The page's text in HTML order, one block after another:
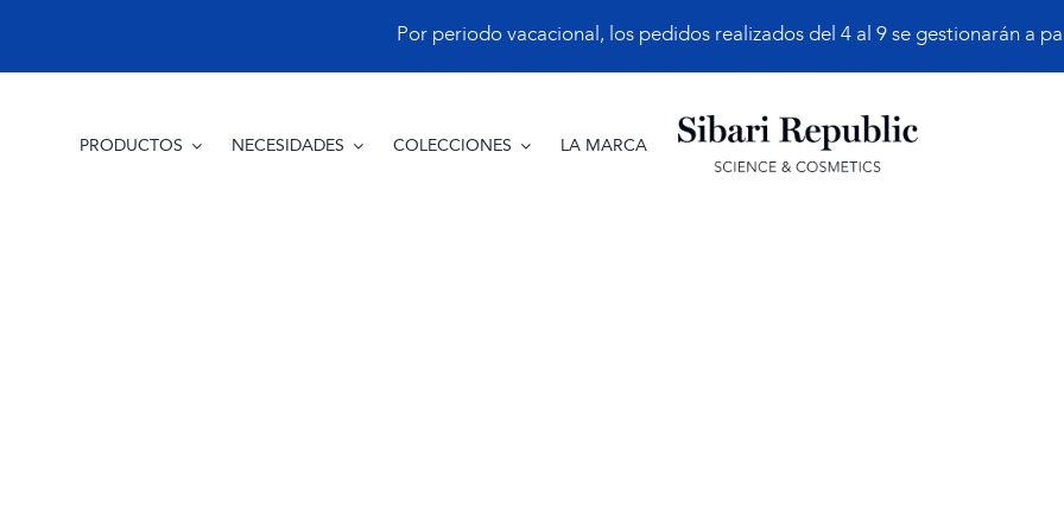
contenido
Por periodo vacacional, los pedidos realizados del 4 al 9 se gestionarán a
PRODUCTOS NECESIDADES COLECCIONES LA MARCA